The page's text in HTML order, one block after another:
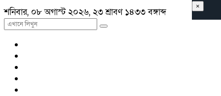
শনিবার, ০৮ অগাস্ট ২০২৬, ২৩ শ্রাবণ ১৪৩৩ বঙ্গাব্দ
×